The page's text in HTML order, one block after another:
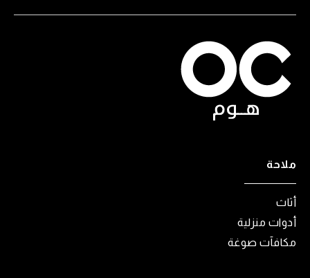
ملاحة
أثاث
أدوات منزلية
مكافآت صوغة